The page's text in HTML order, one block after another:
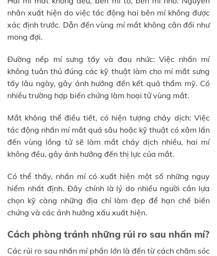
nhân xuất hiện do việc tác động hai bên mí không được
xác định trước. Dẫn đến vùng mí mắt không cân đối như
mong đợi.
Đường nếp mí sưng tấy và đau nhức: Việc nhấn mí
không tuân thủ đúng các kỹ thuật làm cho mí mắt sưng
tấy lâu ngày, gây ảnh hưởng đến kết quả thẩm mỹ. Có
nhiều trường hợp biến chứng làm hoại tử vùng mắt.
Mắt không thể điều tiết, có hiện tượng chảy dịch: Việc
tác động nhấn mí mắt quá sâu hoặc kỹ thuật có xâm lấn
đến vùng lồng tử sẽ làm mắt chảy dịch nhiều, hai mí
không đều, gây ảnh hưởng đến thị lực của mắt.
Có thể thấy, nhấn mí có xuất hiện một số những nguy
hiểm nhất định. Đây chính là lý do nhiều người cần lựa
chọn kỹ càng những địa chỉ làm đẹp để hạn chế biến
chứng và các ảnh hưởng xấu xuất hiện.
Cách phòng tránh những rủi ro sau nhấn mí?
Các rủi ro sau nhấn mí phần lớn là đến từ cách chăm sóc